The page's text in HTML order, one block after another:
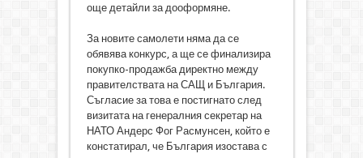
още детайли за дооформяне.
За новите самолети няма да се
обявява конкурс, а ще се финализира
покупко-продажба директно между
правителствата на САЩ и България.
Съгласие за това е постигнато след
визитата на генералния секретар на
НАТО Андерс Фог Расмунсен, който е
констатирал, че България изостава с